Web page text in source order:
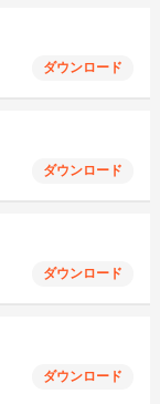
ダウンロード
ダウンロード
ダウンロード
ダウンロード